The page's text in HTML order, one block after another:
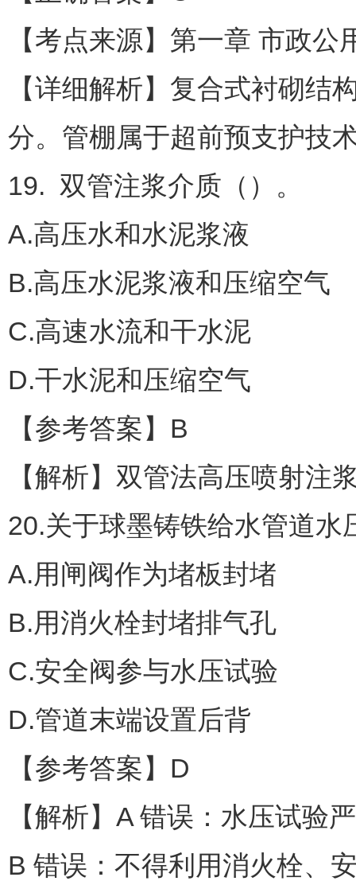
【考点来源】第一章 市政
【详细解析】复合式衬砌结
分。管棚属于超前预支护技
19. 双管注浆介质（）。
A.高压水和水泥浆液
B.高压水泥浆液和压缩空气
C.高速水流和干水泥
D.干水泥和压缩空气
【参考答案】B
【解析】双管法高压喷射注
20.关于球墨铸铁给水管道
A.用闸阀作为堵板封堵
B.用消火栓封堵排气孔
C.安全阀参与水压试验
D.管道末端设置后背
【参考答案】D
【解析】A 错误：水压试验
B 错误：不得利用消火栓、